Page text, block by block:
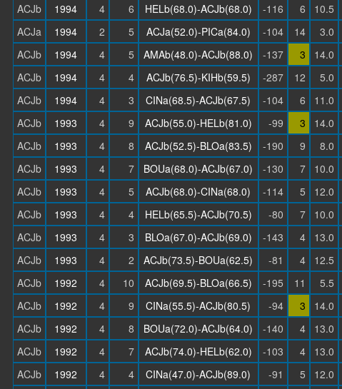
ACJb
1994 4 6 HELb(68.0)-ACJb(68.0) -116 6 10.5
ACJa
1994 2 5 ACJa(52.0)-PICa(84.0) -104 14 3.0
ACJb
1994 4 5 AMAb(48.0)-ACJb(88.0) -137 3 14.0
ACJb
1994 4 4 ACJb(76.5)-KIHb(59.5) -287 12 5.0
ACJb
1994 4 3 CINa(68.5)-ACJb(67.5) -104 6 11.0
ACJb
1993 4 9 ACJb(55.0)-HELb(81.0) -99 3 14.0
ACJb
1993 4 8 ACJb(52.5)-BLOa(83.5) -190 9 8.0
ACJb
1993 4 7 BOUa(68.0)-ACJb(67.0) -130 7 10.0
ACJb
1993 4 5 ACJb(68.0)-CINa(68.0) -114 5 12.0
ACJb
1993 4 4 HELb(65.5)-ACJb(70.5) -80 7 10.0
ACJb
1993 4 3 BLOa(67.0)-ACJb(69.0) -143 4 13.0
ACJb
1993 4 2 ACJb(73.5)-BOUa(62.5) -81 4 12.5
ACJb
1992 4 10 ACJb(69.5)-BLOa(66.5) -195 11 5.5
ACJb
1992 4 9 CINa(55.5)-ACJb(80.5) -94 3 14.0
ACJb
1992 4 8 BOUa(72.0)-ACJb(64.0) -140 4 13.0
ACJb
1992 4 7 ACJb(74.0)-HELb(62.0) -103 4 13.0
ACJb
1992 4 4 CINa(47.0)-ACJb(89.0) -91 5 12.0